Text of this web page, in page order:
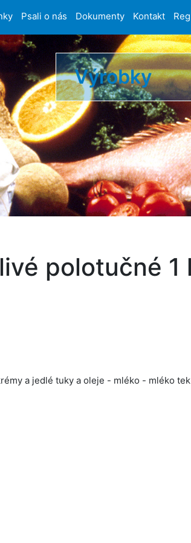
Psali o nás Dokumenty Kontakt
Výrobky
polotučné 1
a jedlé tuky a oleje - mléko - mléko